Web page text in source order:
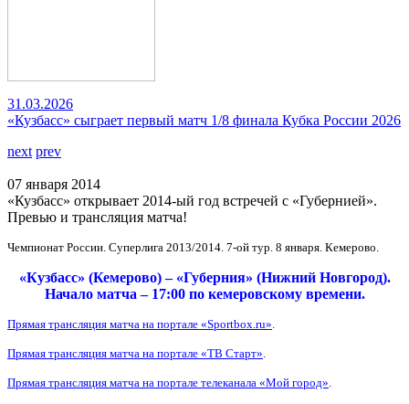
31.03.2026
«Кузбасс» сыграет первый матч 1/8 финала Кубка России 2026
next prev
07 января 2014
«Кузбасс» открывает 2014-ый год встречей с «Губернией».
Превью и трансляция матча!
Чемпионат России. Суперлига 2013/2014. 7-ой тур. 8 января. Кемерово.
«Кузбасс» (Кемерово) – «Губерния» (Нижний Новгород).
Начало матча – 17:00 по кемеровскому времени.
Прямая трансляция матча на портале «Sportbox.ru».
Прямая трансляция матча на портале «ТВ Старт».
Прямая трансляция матча на портале телеканала «Мой город».